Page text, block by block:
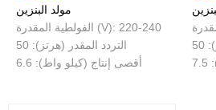
مولد البنزين
الفولطية المقدرة (V): 220-240
التردد المقدر (هرتز): 50
أقصى إنتاج (كيلو واط): 6.6